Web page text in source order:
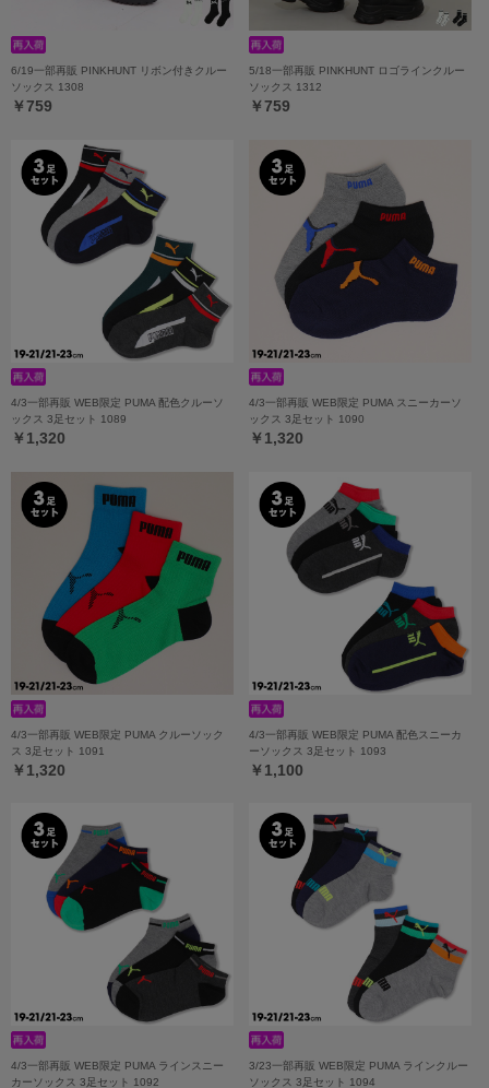
6/19一部再販 PINKHUNT リボン付きクルー
ソックス 1308
￥759
5/18一部再販 PINKHUNT ロゴラインクルー
ソックス 1312
￥759
4/3一部再販 WEB限定 PUMA 配色クルーソ
ックス 3足セット 1089
￥1,320
4/3一部再販 WEB限定 PUMA スニーカーソ
ックス 3足セット 1090
￥1,320
4/3一部再販 WEB限定 PUMA クルーソック
ス 3足セット 1091
￥1,320
4/3一部再販 WEB限定 PUMA 配色スニーカ
ーソックス 3足セット 1093
￥1,100
4/3一部再販 WEB限定 PUMA ラインスニー
カーソックス 3足セット 1092
3/23一部再販 WEB限定 PUMA ラインクルー
ソックス 3足セット 1094